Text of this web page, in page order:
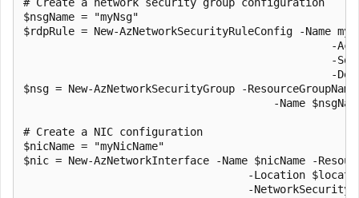
# Create a network security group configuration
$nsgName = "myNsg"
$rdpRule = New-AzNetworkSecurityRuleConfig -Name
-
-
-
$nsg = New-AzNetworkSecurityGroup -
-Name
# Create a NIC configuration
$nicName = "myNicName"
$nic = New-AzNetworkInterface -Name $nicName -
-Location
-